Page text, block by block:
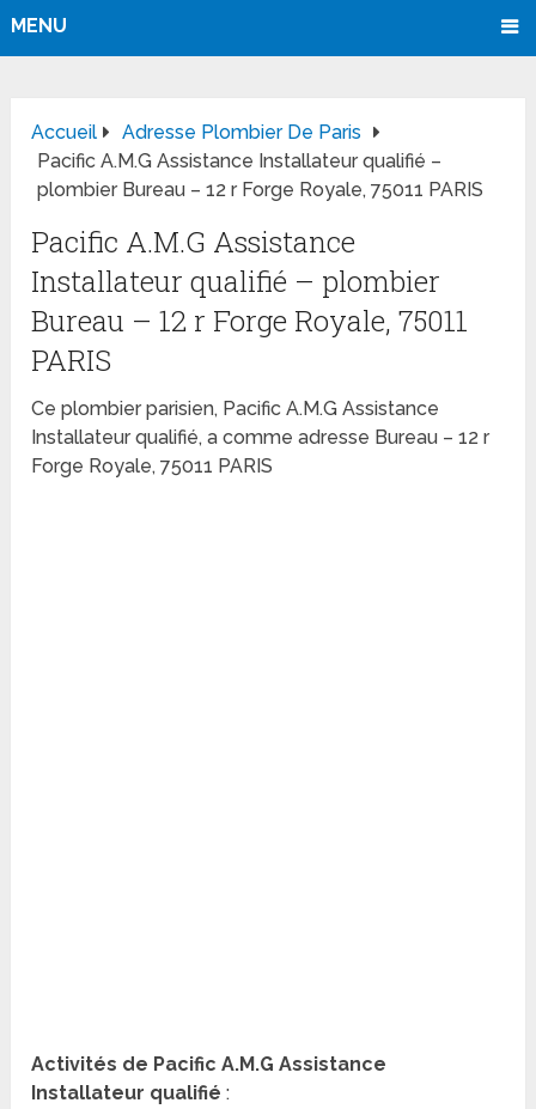
MENU
Accueil
Adresse Plombier De Paris
Pacific A.M.G Assistance Installateur qualifié –
plombier Bureau – 12 r Forge Royale, 75011 PARIS
Pacific A.M.G Assistance
Installateur qualifié – plombier
Bureau – 12 r Forge Royale, 75011
PARIS
Ce plombier parisien, Pacific A.M.G Assistance
Installateur qualifié, a comme adresse Bureau – 12 r
Forge Royale, 75011 PARIS
Activités de Pacific A.M.G Assistance
Installateur qualifié :